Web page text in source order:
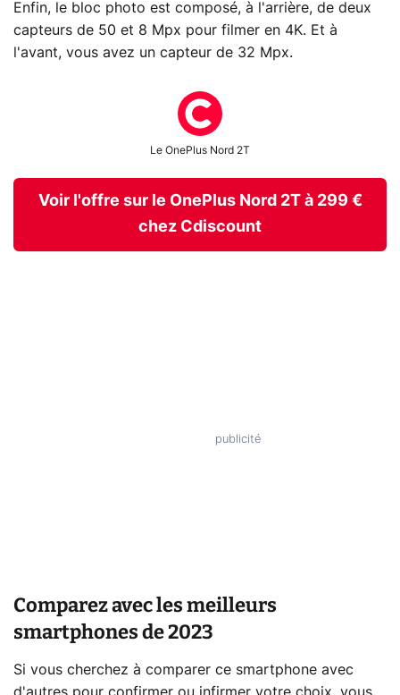
Enfin, le bloc photo est composé, à l'arrière, de deux
capteurs de 50 et 8 Mpx pour filmer en 4K. Et à
l'avant, vous avez un capteur de 32 Mpx.
Le OnePlus Nord 2T
Voir l'offre sur le OnePlus Nord 2T à 299 €
chez Cdiscount
Comparez avec les meilleurs
smartphones de 2023
Si vous cherchez à comparer ce smartphone avec